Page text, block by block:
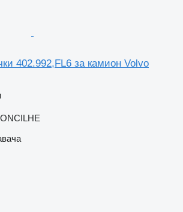
402.992,FL6 за камион Volvo